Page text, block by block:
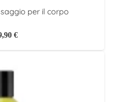
per il corpo
€